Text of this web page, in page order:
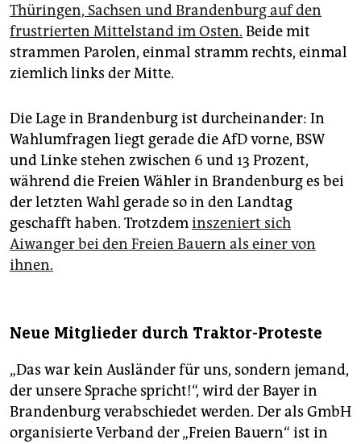
Thüringen, Sachsen und Brandenburg auf den
frustrierten Mittelstand im Osten. Beide mit
strammen Parolen, einmal stramm rechts, einmal
ziemlich links der Mitte.
Die Lage in Brandenburg ist durcheinander: In
Wahlumfragen liegt gerade die AfD vorne, BSW
und Linke stehen zwischen 6 und 13 Prozent,
während die Freien Wähler in Brandenburg es bei
der letzten Wahl gerade so in den Landtag
geschafft haben. Trotzdeminszeniert sich
Aiwanger bei den Freien Bauern als einer von
ihnen.
Neue Mitglieder durch Traktor-Proteste
„Das war kein Ausländer für uns, sondern jemand,
der unsere Sprache spricht!“, wird der Bayer in
Brandenburg verabschiedet werden. Der als GmbH
organisierte Verband der „Freien Bauern“ ist in